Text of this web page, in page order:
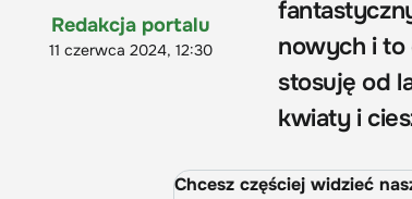
Redakcja portalu
11 czerwca 2024, 12:30
nowych i to
stosuję od
kwiaty i
Chcesz częściej widzieć